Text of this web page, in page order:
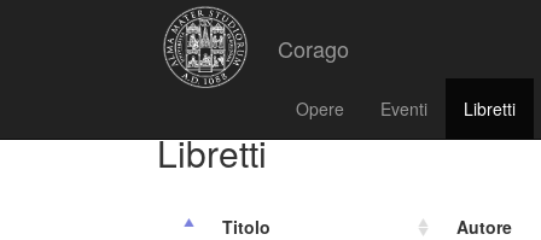
Corago
Opere Eventi Libretti
Libretti
Titolo
Autore